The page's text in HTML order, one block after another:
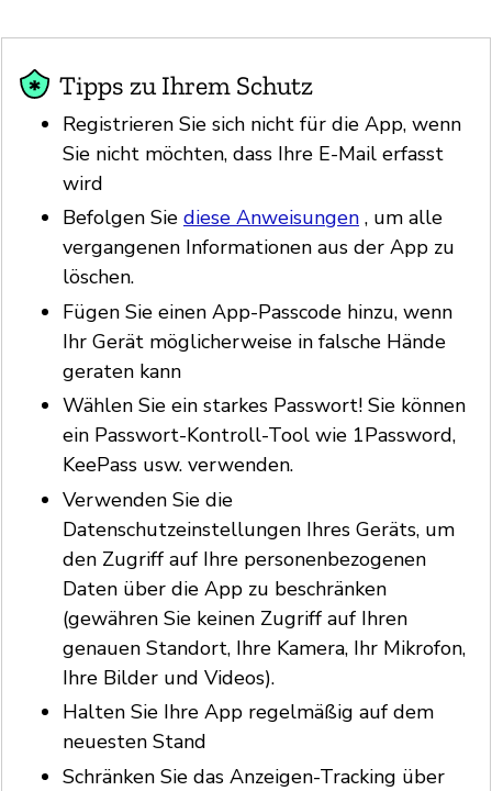
Tipps zu Ihrem Schutz
Registrieren Sie sich nicht für die App, wenn
Sie nicht möchten, dass Ihre E-Mail erfasst
wird
Befolgen Sie diese Anweisungen , um alle
vergangenen Informationen aus der App zu
löschen.
Fügen Sie einen App-Passcode hinzu, wenn
Ihr Gerät möglicherweise in falsche Hände
geraten kann
Wählen Sie ein starkes Passwort! Sie können
ein Passwort-Kontroll-Tool wie 1Password,
KeePass usw. verwenden.
Verwenden Sie die
Datenschutzeinstellungen Ihres Geräts, um
den Zugriff auf Ihre personenbezogenen
Daten über die App zu beschränken
(gewähren Sie keinen Zugriff auf Ihren
genauen Standort, Ihre Kamera, Ihr Mikrofon,
Ihre Bilder und Videos).
Halten Sie Ihre App regelmäßig auf dem
neuesten Stand
Schränken Sie das Anzeigen-Tracking über